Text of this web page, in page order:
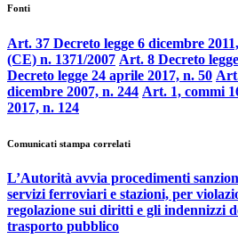
Fonti
Art. 37 Decreto legge 6 dicembre
(CE) n. 1371/2007 Art. 8 Decreto
Decreto legge 24 aprile 2017, n. 50
dicembre 2007, n. 244 Art. 1, commi
2017, n. 124
Comunicati stampa correlati
L’Autorità avvia procedimenti
servizi ferroviari e stazioni, per
regolazione sui diritti e gli indennizzi
trasporto pubblico